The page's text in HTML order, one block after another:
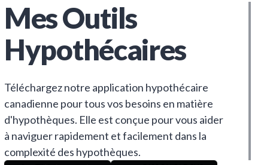
Mes Outils
Hypothécaires
Téléchargez notre application hypothécaire
canadienne pour tous vos besoins en matière
d'hypothèques. Elle est conçue pour vous aider
à naviguer rapidement et facilement dans la
complexité des hypothèques.